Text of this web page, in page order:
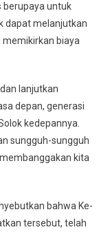
berupaya untuk
dapat melanjutkan
memikirkan biaya
lanjutkan
depan, generasi
kedepannya.
sungguh-sungguh
kita
bahwa Ke-
tersebut, telah